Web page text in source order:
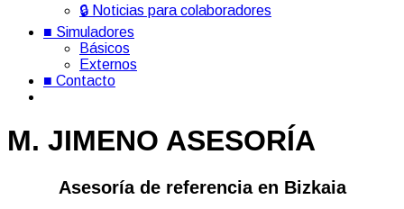
🔒 Noticias para colaboradores
■ Simuladores
Básicos
Externos
■ Contacto
M. JIMENO ASESORÍA
Asesoría de referencia en Bizkaia